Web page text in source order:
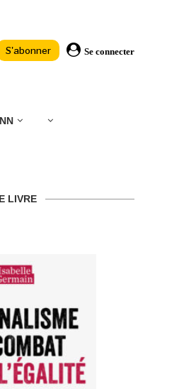
S'abonner Se connecter
LIVRE